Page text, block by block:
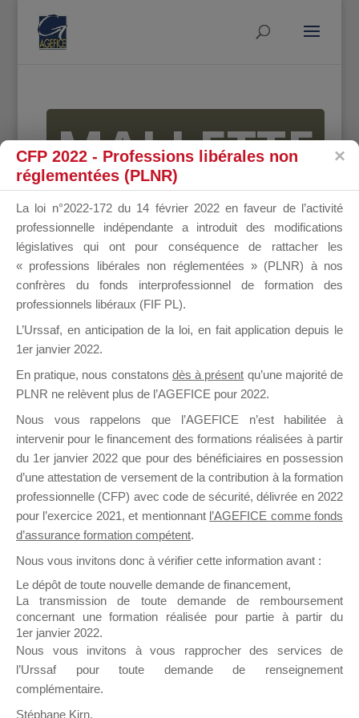
MALLETTE
DU
DIRIGEANT
il y a un mois
Ce groupe est destiné aux Organismes de
Formation qui souhaitent répondre à l’Appel à
Propositions Mallette du Dirigeant.
Ce groupe propose un forum dédié au support
sur lequel il est possible de laisser un message
ou poser une question.
NB : Il est nécessaire d’être
pouvoir rejoindre ce groupe
CFP 2022 - Professions libérales non
réglementées (PLNR)
La loi n°2022-172 du 14 février 2022 en faveur de l’activité
professionnelle indépendante a introduit des modifications
législatives qui ont pour conséquence de rattacher les
« professions libérales non réglementées » (PLNR) à nos
confrères du fonds interprofessionnel de formation des
professionnels libéraux (FIF PL).
L’Urssaf, en anticipation de la loi, en fait application depuis le
1er janvier 2022.
En pratique, nous constatons dès à présent qu’une majorité de
PLNR ne relèvent plus de l’AGEFICE pour 2022.
Nous vous rappelons que l’AGEFICE n’est habilitée à
intervenir pour le financement des formations réalisées à partir
du 1er janvier 2022 que pour des bénéficiaires en possession
d’une attestation de versement de la contribution à la formation
professionnelle (CFP) avec code de sécurité, délivrée en 2022
pour l’exercice 2021, et mentionnant l’AGEFICE comme fonds
d’assurance formation compétent.
Nous vous invitons donc à vérifier cette information avant :
Le dépôt de toute nouvelle demande de financement,
La transmission de toute demande de remboursement
concernant une formation réalisée pour partie à partir du
1er janvier 2022.
Nous vous invitons à vous rapprocher des services de
l’Urssaf pour toute demande de renseignement
complémentaire.
Stéphane Kirn,